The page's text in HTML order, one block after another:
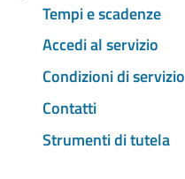
Tempi e scadenze
Accedi al servizio
Condizioni di servizio
Contatti
Strumenti di tutela